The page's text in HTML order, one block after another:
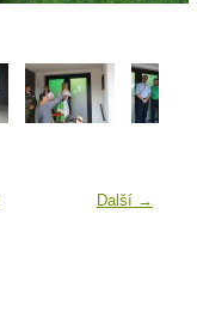
Další →